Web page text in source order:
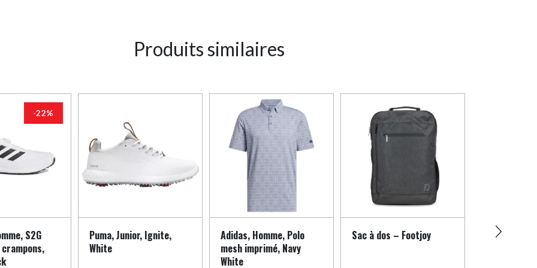
Produits similaires
-22%
S2G
crampons,
Puma, Junior, Ignite,
White
Adidas, Homme, Polo
mesh imprimé, Navy
White
Sac à dos – Footjoy
Adidas,